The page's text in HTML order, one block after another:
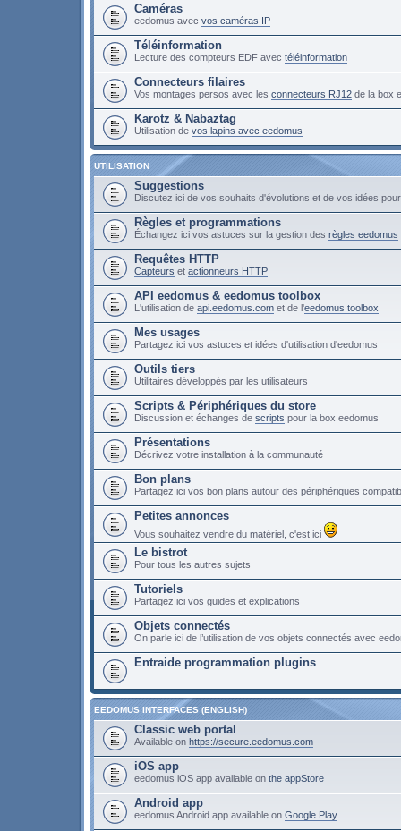
Caméras
eedomus avec vos caméras IP
Téléinformation
Lecture des compteurs EDF avec téléinformation
Connecteurs filaires
Vos montages persos avec les connecteurs RJ12 de la box
Karotz & Nabaztag
Utilisation de vos lapins avec eedomus
UTILISATION
Suggestions
Discutez ici de vos souhaits d'évolutions et de vos idées
Règles et programmations
Échangez ici vos astuces sur la gestion des règles eedomus
Requêtes HTTP
Capteurs et actionneurs HTTP
API eedomus & eedomus toolbox
L'utilisation de api.eedomus.com et de l'eedomus toolbox
Mes usages
Partagez ici vos astuces et idées d'utilisation d'eedomus
Outils tiers
Utilitaires développés par les utilisateurs
Scripts & Périphériques du store
Discussion et échanges de scripts pour la box eedomus
Présentations
Décrivez votre installation à la communauté
Bon plans
Partagez ici vos bon plans autour des périphériques
Petites annonces
Vous souhaitez vendre du matériel, c'est ici
Le bistrot
Pour tous les autres sujets
Tutoriels
Partagez ici vos guides et explications
Objets connectés
On parle ici de l’utilisation de vos objets connectés avec
Entraide programmation plugins
EEDOMUS INTERFACES (ENGLISH)
Classic web portal
Available on https://secure.eedomus.com
iOS app
eedomus iOS app available on the appStore
Android app
eedomus Android app available on Google Play